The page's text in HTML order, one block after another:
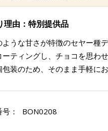
理由：特別提供品
ような甘さが特徴のセヤー種
ーティングし、チョコを思わ
包装のため、そのまま手軽に
： BON0208